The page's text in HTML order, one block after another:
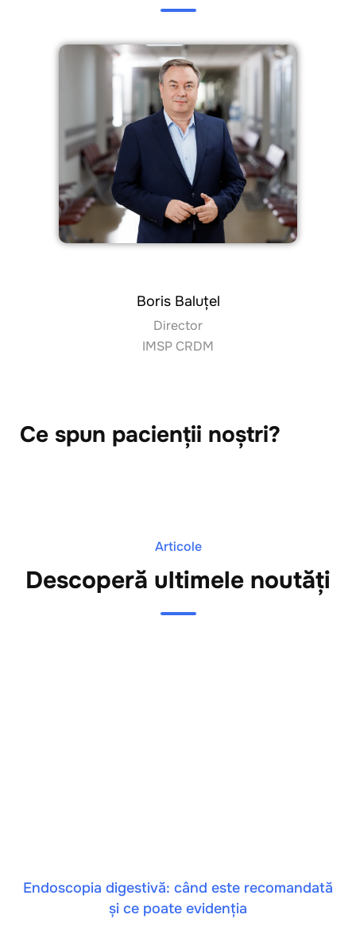
Boris Baluțel
Director
IMSP CRDM
Ce spun pacienții noștri?
Articole
Descoperă ultimele noutăți
Endoscopia digestivă: când este recomandată
și ce poate evidenția